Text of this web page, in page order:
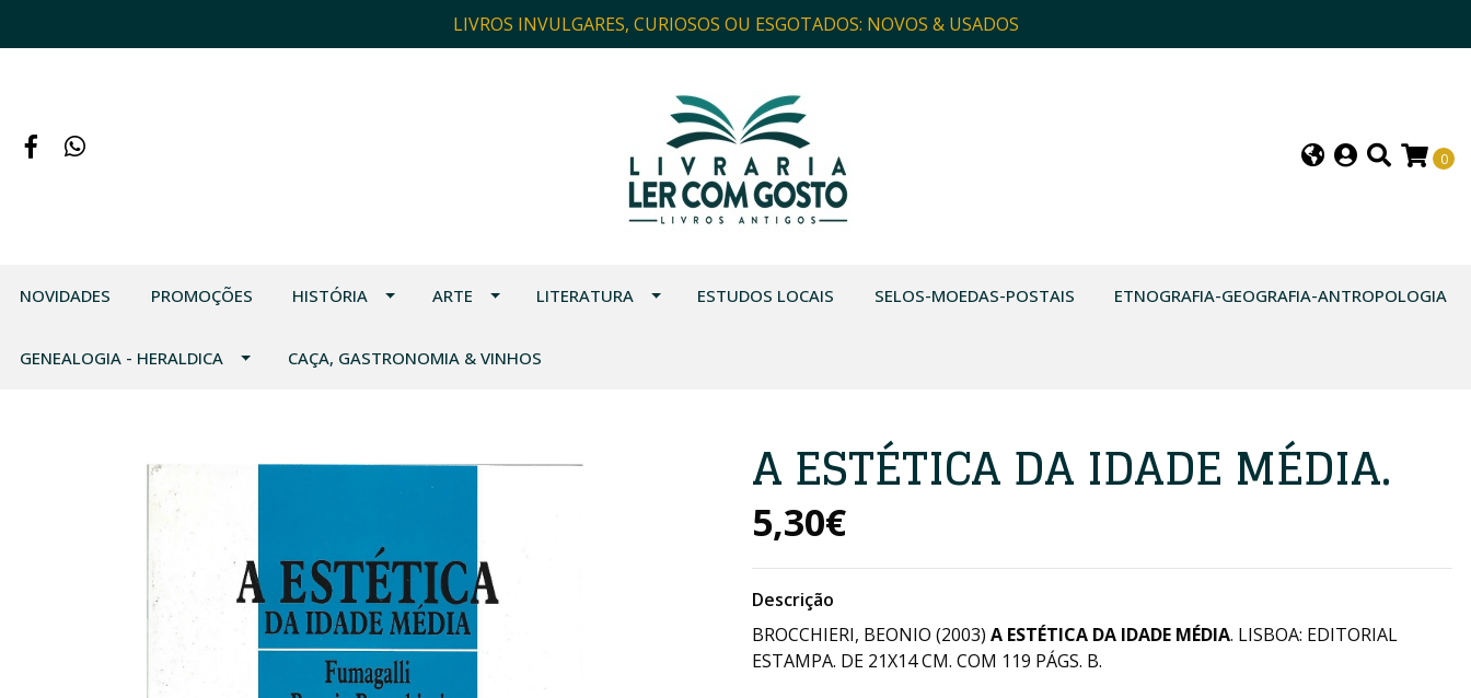
LIVROS INVULGARES, CURIOSOS OU ESGOTADOS: NOVOS & USADOS
0
NOVIDADES PROMOÇÕES HISTÓRIA ARTE LITERATURA ESTUDOS LOCAIS SELOS-MOEDAS-POSTAIS ETNOGRAFIA-GEOGRAFIA-ANTROPOLOGIA
GENEALOGIA - HERALDICA CAÇA, GASTRONOMIA & VINHOS
A ESTÉTICA DA IDADE MÉDIA.
5,30€
Descrição
BROCCHIERI, BEONIO (2003) A ESTÉTICA DA IDADE MÉDIA. LISBOA: EDITORIAL
ESTAMPA. DE 21X14 CM. COM 119 PÁGS. B.